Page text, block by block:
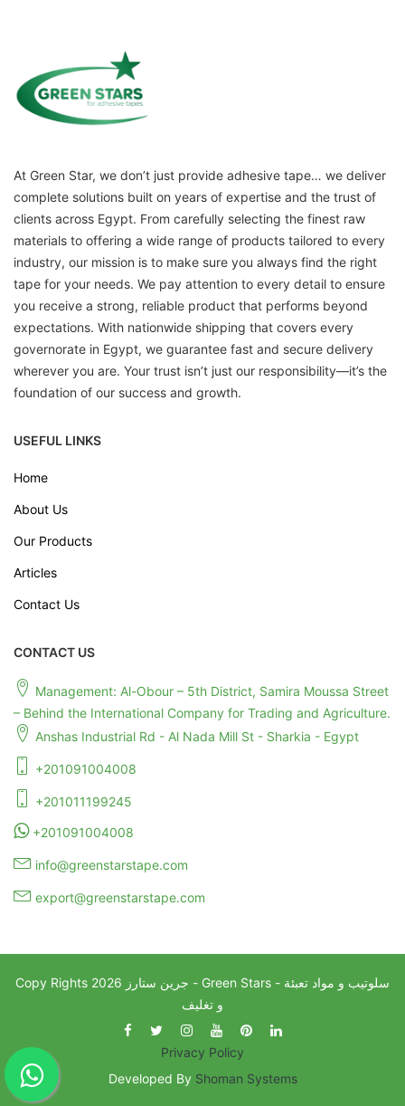
At Green Star, we don’t just provide adhesive tape… we deliver
complete solutions built on years of expertise and the trust of
clients across Egypt. From carefully selecting the finest raw
materials to offering a wide range of products tailored to every
industry, our mission is to make sure you always find the right
tape for your needs. We pay attention to every detail to ensure
you receive a strong, reliable product that performs beyond
expectations. With nationwide shipping that covers every
governorate in Egypt, we guarantee fast and secure delivery
wherever you are. Your trust isn’t just our responsibility—it’s the
foundation of our success and growth.
USEFUL LINKS
Home
About Us
Our Products
Articles
Contact Us
CONTACT US
Management: Al-Obour – 5th District, Samira Moussa Street
– Behind the International Company for Trading and Agriculture.
Anshas Industrial Rd - Al Nada Mill St - Sharkia - Egypt
+201091004008
+201011199245
+201091004008
info@greenstarstape.com
export@greenstarstape.com
Copy Rights 2026
و تغليف
Privacy Policy
Developed By Shoman Systems